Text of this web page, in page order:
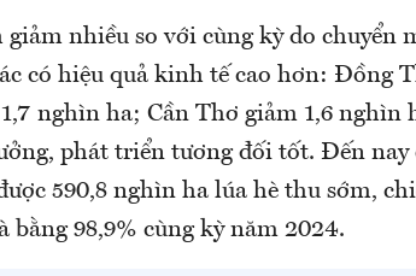
nhiều so với cùng kỳ do chuyển
có hiệu quả kinh tế cao hơn: Đồng
nghìn ha; Cần Thơ giảm 1,6 nghìn
phát triển tương đối tốt. Đến nay
590,8 nghìn ha lúa hè thu sớm,
98,9% cùng kỳ năm 2024.